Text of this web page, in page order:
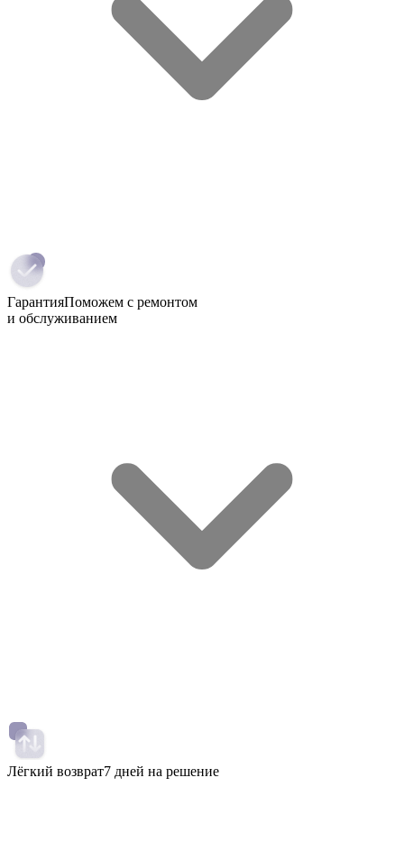
ГарантияПоможем с ремонтом
и обслуживанием
Лёгкий возврат7 дней на решение